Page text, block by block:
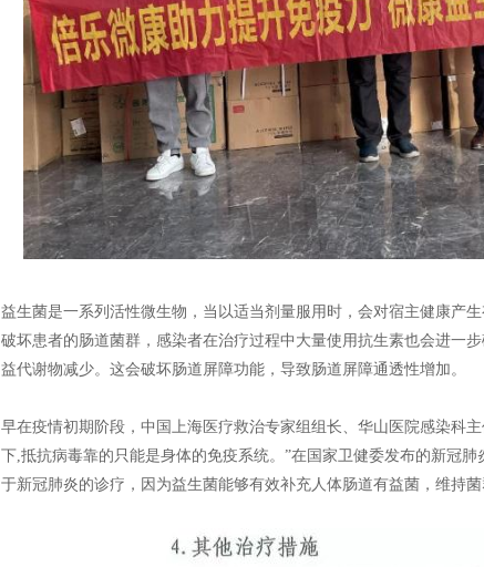
益生菌是一系列活性微生物，当以适当剂量服用时，会对宿主健康产
破坏患者的肠道菌群，感染者在治疗过程中大量使用抗生素也会进一
益代谢物减少。这会破坏肠道屏障功能，导致肠道屏障通透性增加。
早在疫情初期阶段，中国上海医疗救治专家组组长、华山医院感染科
下,抵抗病毒靠的只能是身体的免疫系统。”在国家卫健委发布的新冠
于新冠肺炎的诊疗，因为益生菌能够有效补充人体肠道有益菌，维持菌